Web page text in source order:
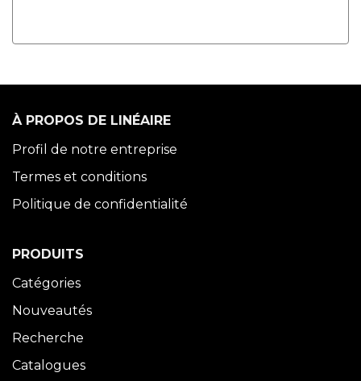
À PROPOS DE LINÉAIRE
Profil de notre entreprise
Termes et conditions
Politique de confidentialité
PRODUITS
Catégories
Nouveautés
Recherche
Catalogues